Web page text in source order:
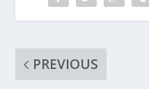
PREVIOUS